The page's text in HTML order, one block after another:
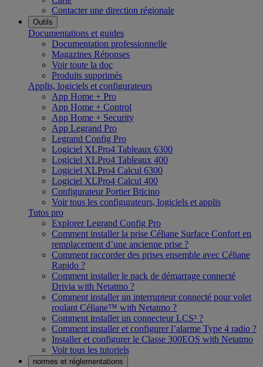
Contacter une direction régionale
Outils
Documentations et guides
Documentation professionnelle
Magazines Réponses
Voir toute la doc
Produits supprimés
Applis, logiciels et configurateurs
App Home + Pro
App Home + Control
App Home + Security
App Legrand Pro
Legrand Config Pro
Logiciel XLPro4 Tableaux 6300
Logiciel XLPro4 Tableaux 400
Logiciel XLPro4 Calcul 6300
Logiciel XLPro4 Calcul 400
Configurateur Portier Bticino
Voir tous les configurateurs, logiciels et applis
Tutos pro
Explorer Legrand Config Pro
Comment installer la prise Céliane Surface Confort en
remplacement d’une ancienne prise ?
Comment raccorder des prises ensemble avec Céliane
Rapido ?
Comment installer le pack de démarrage connecté
Drivia with Netatmo ?
Comment installer un interrupteur connecté pour volet
roulant Céliane™ with Netatmo ?
Comment installer un connecteur LCS³ ?
Comment installer et configurer l’alarme Type 4 radio ?
Installer et configurer le Classe 300EOS with Netatmo
Voir tous les tutoriels
normes et réglementations